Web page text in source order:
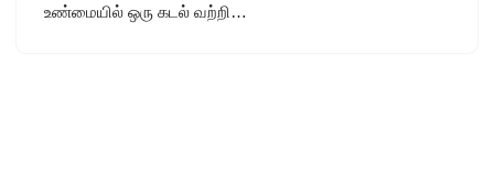
உண்மையில் ஒரு கடல் வற்றி…